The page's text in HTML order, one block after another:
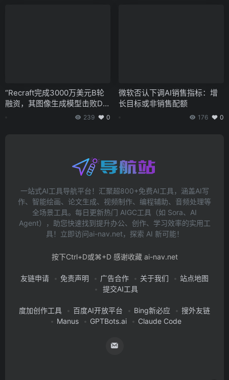
“Recraft完成3000万美元B轮
融资，其图像生成模型击败DA
239 0
微软否认下调AI销售指标：增
长目标或非销售配额
176 0
一站式AI工具导航平台！汇聚超800+免费AI工具，涵盖AI写
作、智能绘画、论文生成、视频制作、编程辅助、音频处理等
全场景工具。每日更新热门 AIGC工具（如 Sora、AI
Agent），助您快速找到提升办公、创作、学习效率的实用工
具！立即访问ai-nav.net，探索 AI 新可能！
按下Ctrl+D或⌘+D 感谢收藏 ai-nav.net
友链申请 免责声明 广告合作 关于我们
站点地图
提交AI工具
度加创作工具 百度AI开放平台 Bing新必应
搜外友链
Manus
GPTBots.ai Claude Code